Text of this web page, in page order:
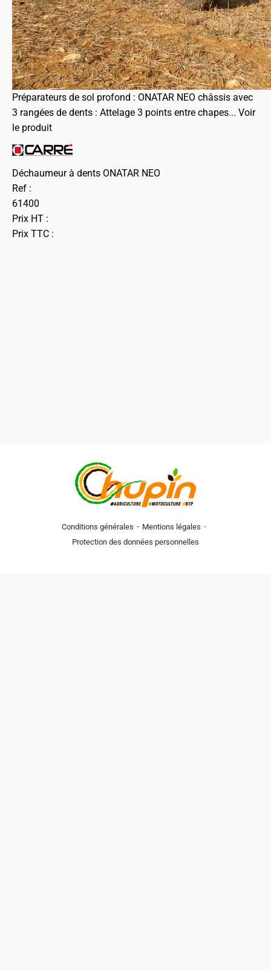
Préparateurs de sol profond : ONATAR NEO châssis avec
3 rangées de dents : Attelage 3 points entre chapes... Voir
le produit
Déchaumeur à dents ONATAR NEO
Ref :
61400
Prix HT :
Prix TTC :
Conditions générales - Mentions légales -
Protection des données personnelles